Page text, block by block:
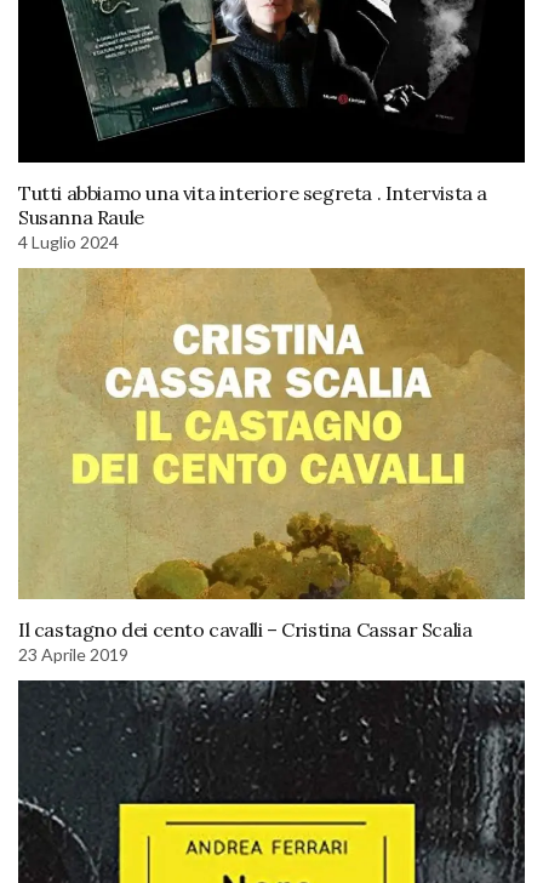
Tutti abbiamo una vita interiore segreta . Intervista a
Susanna Raule
4 Luglio 2024
Il castagno dei cento cavalli – Cristina Cassar Scalia
23 Aprile 2019